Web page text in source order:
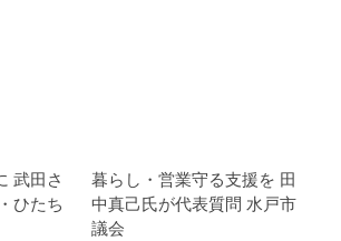
武田さ
ひたち
暮らし・営業守る支援を 田
中真己氏が代表質問 水戸市
議会